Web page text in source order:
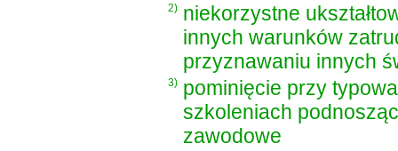
2) niekorzystne
innych warunków
przyznawaniu innych
3) pominięcie przy
szkoleniach
zawodowe